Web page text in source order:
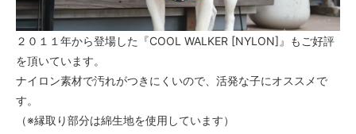
２０１１年から登場した『COOL WALKER [NYLON]』もご好評
を頂いています。
ナイロン素材で汚れがつきにくいので、活発な子にオススメで
す。
（※縁取り部分は綿生地を使用しています）